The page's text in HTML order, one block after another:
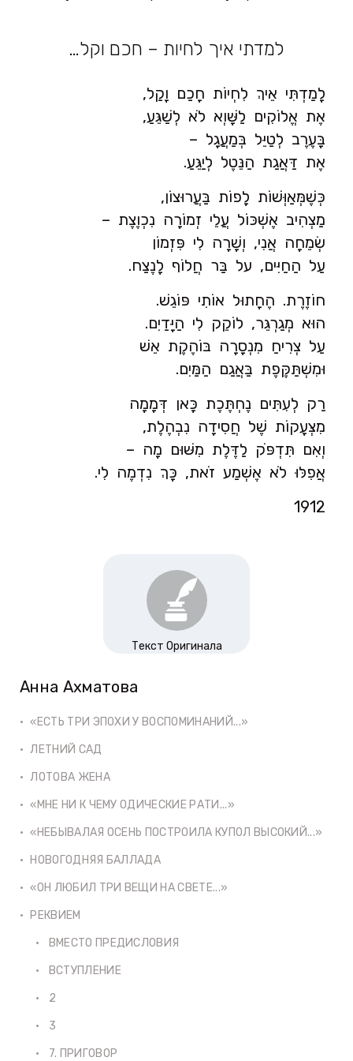
למדתי איך לחיות – חכם וקל…
Анна Ахматова
«ЕСТЬ ТРИ ЭПОХИ У ВОСПОМИНАНИЙ...»
ЛЕТНИЙ САД
ЛОТОВА ЖЕНА
«МНЕ НИ К ЧЕМУ ОДИЧЕСКИЕ РАТИ...»
«НЕБЫВАЛАЯ ОСЕНЬ ПОСТРОИЛА КУПОЛ ВЫСОКИЙ...»
НОВОГОДНЯЯ БАЛЛАДА
«ОН ЛЮБИЛ ТРИ ВЕЩИ НА СВЕТЕ...»
РЕКВИЕМ
ВМЕСТО ПРЕДИСЛОВИЯ
ВСТУПЛЕНИЕ
2
3
7. ПРИГОВОР
לָמַדְתִּי אֵיךְ לִחְיוֹת חָכַם וָקַל,
אֶת אֱלוֹקִים לַשָּׁוְא לֹא לְשַׁגֵּעַ,
בָּעֶרֶב לְטַיֵּל בְּמַעֲגָל –
אֶת דַּאֲגַת הַנֵּטֶל לְיַגֵּעַ.
כְּשֶׁמְּאַוְּשׁוֹת לָפוֹת בַּעֲרוּצוֹן,
מַצְהִיב אֶשְׁכּוֹל עֲלֵי זְמוֹרָה נִכְוֶצֶת –
שְׂמֵחָה אֲנִי, וְשָׁרָה לִי פִּזְמוֹן
עַל הַחַיִּים, על בַּר חֲלוֹף לָנֶצַח.
חוֹזֶרֶת. הֶחָתוּל אוֹתִי פּוֹגֵשׁ.
הוּא מְגַרְגֵּר, לוֹקֵק לִי הַיָּדַיִם.
עַל צְרִיחַ מִנְסָרָה בּוֹהֶקֶת אֵשׁ
וּמִשְׁתַּקֶּפֶת בַּאֲגַם הַמַּיִם.
רַק לְעִתִּים נֶחְתֶּכֶת כָּאן דְּמָמָה
מִצְּעָקוֹת שֶׁל חֲסִידָה נִבְהֶלֶת,
וְאִם תִּדְפֹּק לַדֶּלֶת מִשּׁוּם מָה –
אֲפִלּוּ לֹא אֶשְׁמַע זֹאת, כָּךְ נִדְמֶה לִי.
1912
Текст Оригинала